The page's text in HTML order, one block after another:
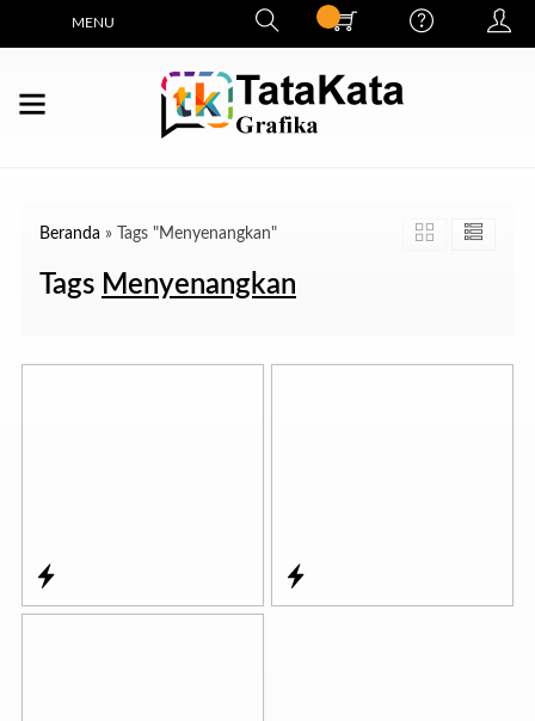
MENU
Beranda » Tags "Menyenangkan"
Tags Menyenangkan